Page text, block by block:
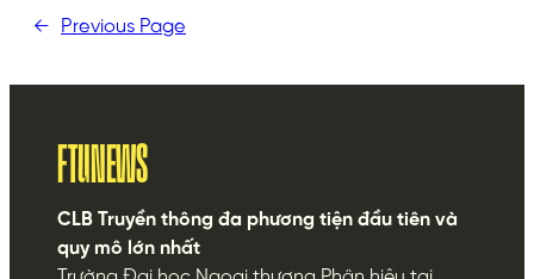
← Previous Page
FTUNEWS
CLB Truyền thông đa phương tiện đầu tiên và
quy mô lớn nhất